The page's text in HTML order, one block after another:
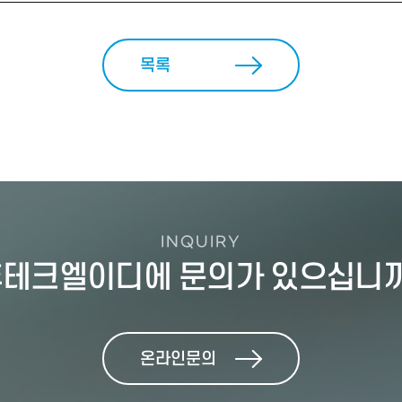
목록
INQUIRY
크엘이디에 문의가 있으십니
온라인문의